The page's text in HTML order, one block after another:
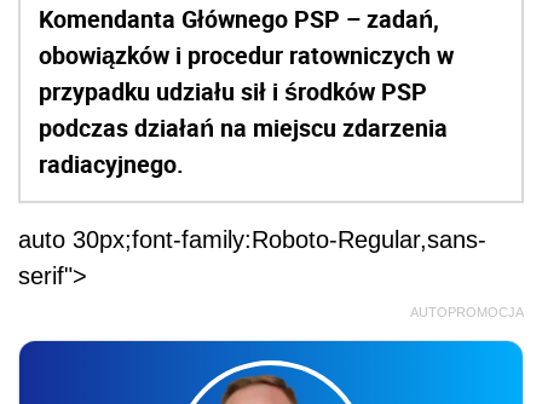
Komendanta Głównego PSP – zadań,
obowiązków i procedur ratowniczych w
przypadku udziału sił i środków PSP
podczas działań na miejscu zdarzenia
radiacyjnego.
auto 30px;font-family:Roboto-Regular,sans-
serif">
AUTOPROMOCJA